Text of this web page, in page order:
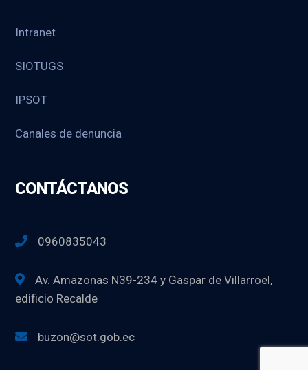
Intranet
SIOTUGS
IPSOT
Canales de denuncia
CONTÁCTANOS
0960835043
Av. Amazonas N39-234 y Gaspar de Villarroel,
edificio Recalde
buzon@sot.gob.ec